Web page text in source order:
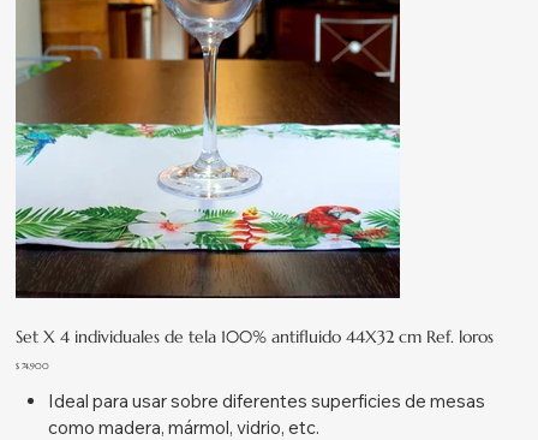
Set X 4 individuales de tela 100% antifluido 44X32 cm Ref. loros
Precio
$ 74.900
Ideal para usar sobre diferentes superficies de mesas
como madera, mármol, vidrio, etc.